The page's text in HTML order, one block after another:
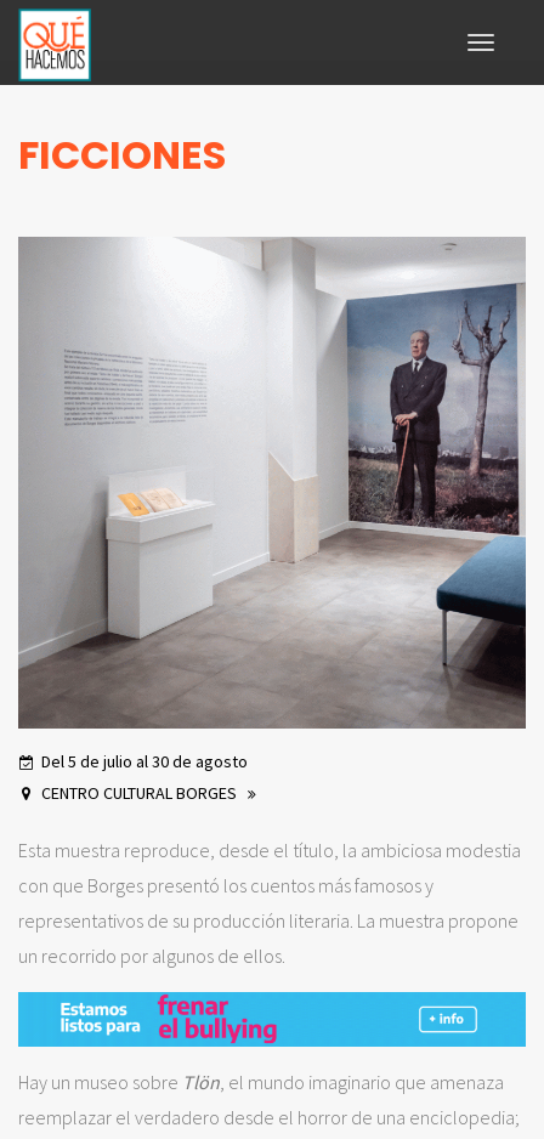
Toggle
FICCIONES
Del 5 de julio al 30 de agosto
CENTRO CULTURAL BORGES
Esta muestra reproduce, desde el título, la ambiciosa modestia
con que Borges presentó los cuentos más famosos y
representativos de su producción literaria. La muestra propone
un recorrido por algunos de ellos.
Hay un museo sobre Tlön, el mundo imaginario que amenaza
reemplazar el verdadero desde el horror de una enciclopedia;